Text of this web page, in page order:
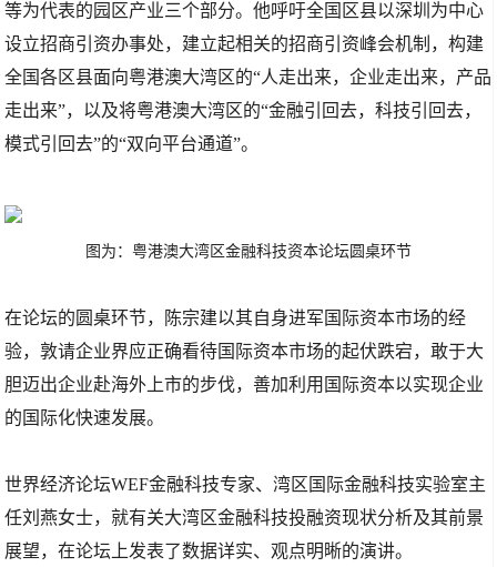
等为代表的园区产业三个部分。他呼吁全国区县以深圳为中心
设立招商引资办事处，建立起相关的招商引资峰会机制，构建
全国各区县面向粤港澳大湾区的“人走出来，企业走出来，产品
走出来”，以及将粤港澳大湾区的“金融引回去，科技引回去，
模式引回去”的“双向平台通道”。
图为：粤港澳大湾区金融科技资本论坛圆桌环节
在论坛的圆桌环节，陈宗建以其自身进军国际资本市场的经
验，敦请企业界应正确看待国际资本市场的起伏跌宕，敢于大
胆迈出企业赴海外上市的步伐，善加利用国际资本以实现企业
的国际化快速发展。
世界经济论坛WEF金融科技专家、湾区国际金融科技实验室主
任刘燕女士，就有关大湾区金融科技投融资现状分析及其前景
展望，在论坛上发表了数据详实、观点明晰的演讲。